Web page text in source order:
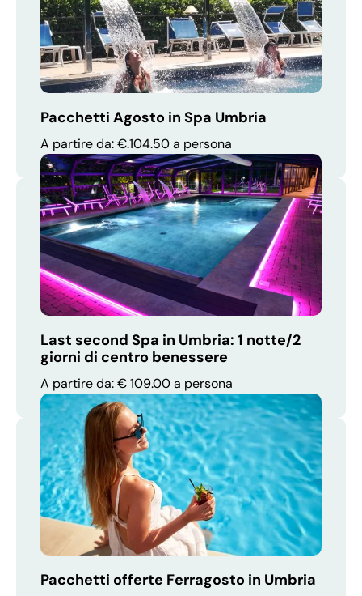
Pacchetti Agosto in Spa Umbria
A partire da: €.104.50 a persona
Last second Spa in Umbria: 1 notte/2
giorni di centro benessere
A partire da: € 109.00 a persona
Pacchetti offerte Ferragosto in Umbria